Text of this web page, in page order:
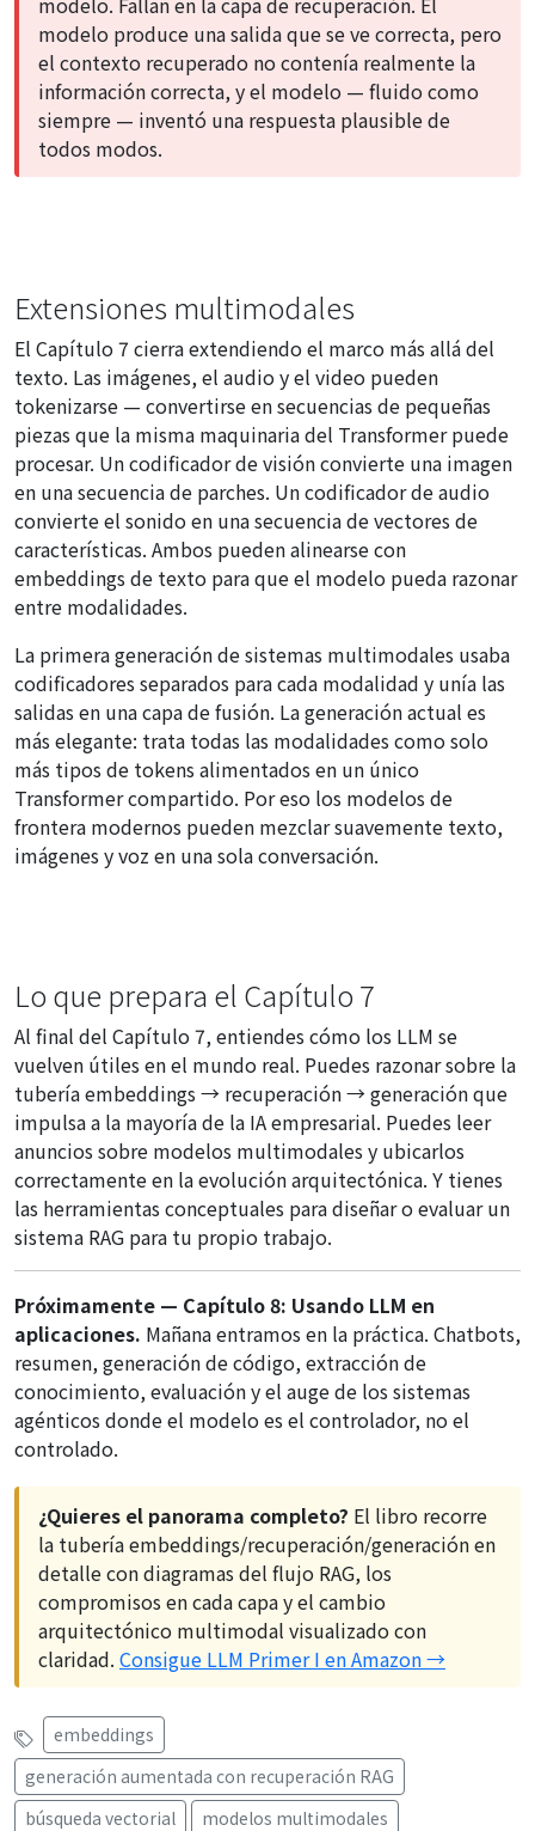
modelo produce una salida que se ve correcta, pero
el contexto recuperado no contenía realmente la
información correcta, y el modelo — fluido como
siempre — inventó una respuesta plausible de
todos modos.
Extensiones multimodales
El Capítulo 7 cierra extendiendo el marco más allá del
texto. Las imágenes, el audio y el video pueden
tokenizarse — convertirse en secuencias de pequeñas
piezas que la misma maquinaria del Transformer puede
procesar. Un codificador de visión convierte una imagen
en una secuencia de parches. Un codificador de audio
convierte el sonido en una secuencia de vectores de
características. Ambos pueden alinearse con
embeddings de texto para que el modelo pueda razonar
entre modalidades.
La primera generación de sistemas multimodales usaba
codificadores separados para cada modalidad y unía las
salidas en una capa de fusión. La generación actual es
más elegante: trata todas las modalidades como solo
más tipos de tokens alimentados en un único
Transformer compartido. Por eso los modelos de
frontera modernos pueden mezclar suavemente texto,
imágenes y voz en una sola conversación.
Lo que prepara el Capítulo 7
Al final del Capítulo 7, entiendes cómo los LLM se
vuelven útiles en el mundo real. Puedes razonar sobre la
tubería embeddings → recuperación → generación que
impulsa a la mayoría de la IA empresarial. Puedes leer
anuncios sobre modelos multimodales y ubicarlos
correctamente en la evolución arquitectónica. Y tienes
las herramientas conceptuales para diseñar o evaluar un
sistema RAG para tu propio trabajo.
Próximamente — Capítulo 8: Usando LLM en
aplicaciones. Mañana entramos en la práctica. Chatbots,
resumen, generación de código, extracción de
conocimiento, evaluación y el auge de los sistemas
agénticos donde el modelo es el controlador, no el
controlado.
¿Quieres el panorama completo? El libro recorre
la tubería embeddings/recuperación/generación en
detalle con diagramas del flujo RAG, los
compromisos en cada capa y el cambio
arquitectónico multimodal visualizado con
claridad. Consigue LLM Primer I en Amazon →
embeddings
generación aumentada con recuperación RAG
búsqueda vectorial
modelos multimodales